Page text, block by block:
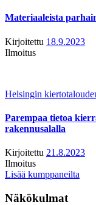
Materiaaleista
Kirjoitettu 18.9.2023
Ilmoitus
Helsingin
Parempaa tietoa
rakennusalalla
Kirjoitettu 21.8.2023
Ilmoitus
Lisää kumppaneilta
Näkökulmat